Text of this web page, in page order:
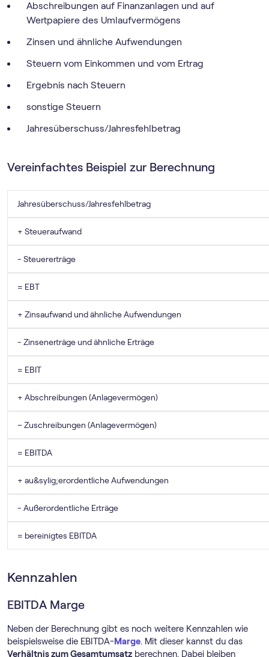
Abschreibungen auf Finanzanlagen und auf
Wertpapiere des Umlaufvermögens
Zinsen und ähnliche Aufwendungen
Steuern vom Einkommen und vom Ertrag
Ergebnis nach Steuern
sonstige Steuern
Jahresüberschuss/Jahresfehlbetrag
Vereinfachtes Beispiel zur Berechnung
Jahresüberschuss/Jahresfehlbetrag
+ Steueraufwand
- Steuererträge
= EBT
+ Zinsaufwand und ähnliche Aufwendungen
- Zinsenerträge und ähnliche Erträge
= EBIT
+ Abschreibungen (Anlagevermögen)
– Zuschreibungen (Anlagevermögen)
= EBITDA
+ au&sylig;erordentliche Aufwendungen
- Außerordentliche Erträge
= bereinigtes EBITDA
Kennzahlen
EBITDA Marge
Neben der Berechnung gibt es noch weitere Kennzahlen wie
beispielsweise die EBITDA-Marge. Mit dieser kannst du das
Verhältnis zum Gesamtumsatz berechnen. Dabei bleiben